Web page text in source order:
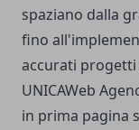
spaziano dalla
fino
accurati
UNICAWeb
in prima pagina